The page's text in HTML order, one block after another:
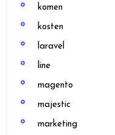
komen
kosten
laravel
line
magento
majestic
marketing